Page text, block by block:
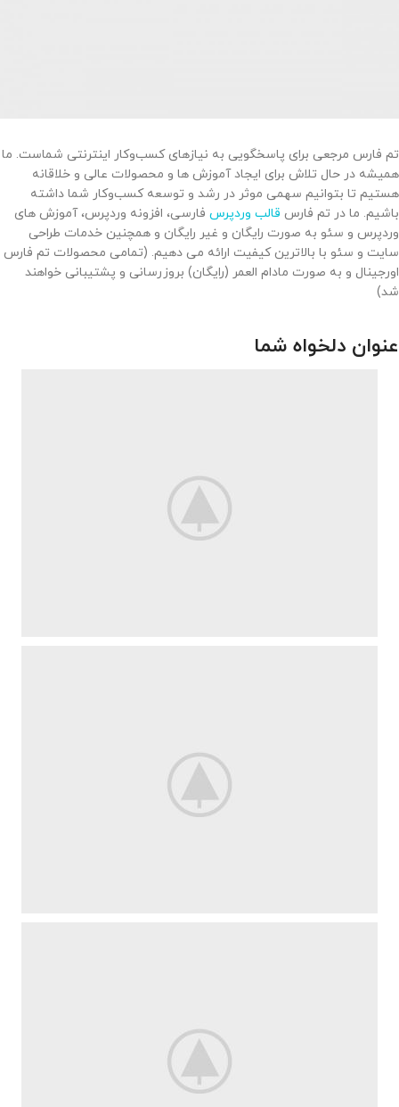
تم فارس مرجعی برای پاسخگویی به نیازهای کسب‌وکار اینترنتی شماست. ما
همیشه در حال تلاش برای ایجاد آموزش ها و محصولات عالی و خلاقانه
هستیم تا بتوانیم سهمی موثر در رشد و توسعه کسب‌وکار شما داشته
باشیم. ما در تم فارس قالب وردپرس فارسی، افزونه وردپرس، آموزش های
وردپرس و سئو به صورت رایگان و غیر رایگان و همچنین خدمات طراحی
سایت و سئو با بالاترین کیفیت ارائه می دهیم. (تمامی محصولات تم فارس
اورجینال و به صورت مادام العمر (رایگان) بروزرسانی و پشتیبانی خواهند
شد)
عنوان دلخواه شما